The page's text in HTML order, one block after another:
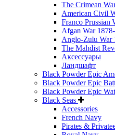
The Crimean
American Civil
Franco Prussian
Afgan War
Anglo-Zulu War
The Mahdist
Аксессуары
Ландшафт
Black Powder Epic
Black Powder Epic
Black Powder Epic
Black Seas
Accessories
French Navy
Pirates &